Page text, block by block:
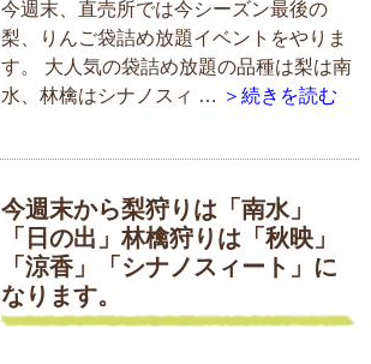
今週末、直売所では今シーズン最後の
梨、りんご袋詰め放題イベントをやりま
す。 大人気の袋詰め放題の品種は梨は南
水、林檎はシナノスィ … ＞続きを読む
今週末から梨狩りは「南水」
「日の出」林檎狩りは「秋映」
「涼香」「シナノスィート」に
なります。